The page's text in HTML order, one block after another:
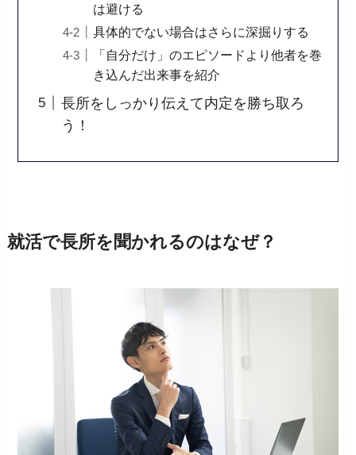
は避ける
具体的でない場合はさらに深掘りする
「自分だけ」のエピソードより他者を巻
き込んだ出来事を紹介
長所をしっかり伝えて内定を勝ち取ろ
う！
就活で長所を聞かれるのはなぜ？